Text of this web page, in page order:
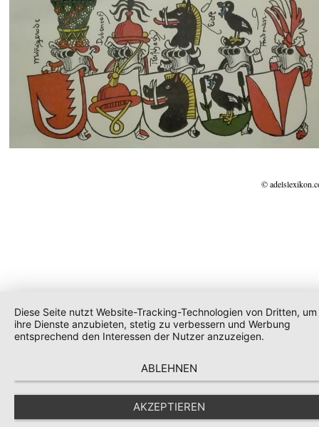
©
Diese Seite nutzt Website-Tracking-Technologien von Dritten, um
ihre Dienste anzubieten, stetig zu verbessern und Werbung
entsprechend den Interessen der Nutzer anzuzeigen.
ABLEHNEN
AKZEPTIEREN